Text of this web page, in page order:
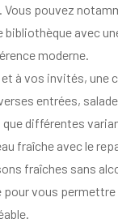
. Vous pouvez
bibliothèque avec
moderne.
à vos invités, une
entrées,
différentes
fraîche avec le
fraîches sans
vous permettre